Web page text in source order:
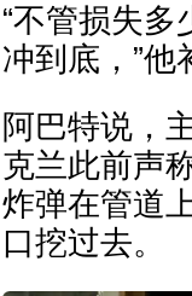
“不管损失
冲到底，”他
阿巴特说，
克兰此前声
炸弹在管道
口挖过去。